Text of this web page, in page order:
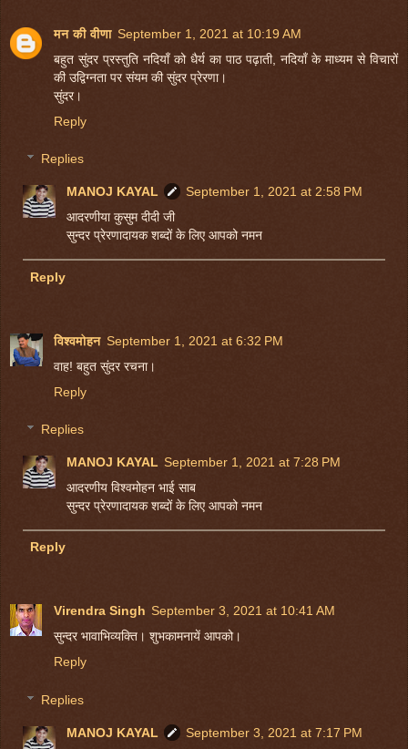
मन की वीणा September 1, 2021 at 10:19 AM
बहुत सुंदर प्रस्तुति नदियाँ को धैर्य का पाठ पढ़ाती, नदियाँ के माध्यम से विचारों
की उद्विग्नता पर संयम की सुंदर प्रेरणा।
सुंदर।
Reply
Replies
MANOJ KAYAL
September 1, 2021 at 2:58 PM
आदरणीया कुसुम दीदी जी
सुन्दर प्रेरणादायक शब्दों के लिए आपको नमन
Reply
विश्वमोहन September 1, 2021 at 6:32 PM
वाह! बहुत सुंदर रचना।
Reply
Replies
MANOJ KAYAL September 1, 2021 at 7:28 PM
आदरणीय विश्वमोहन भाई साब
सुन्दर प्रेरणादायक शब्दों के लिए आपको नमन
Reply
Virendra Singh September 3, 2021 at 10:41 AM
सुन्दर भावाभिव्यक्ति। शुभकामनायें आपको।
Reply
Replies
MANOJ KAYAL
September 3, 2021 at 7:17 PM